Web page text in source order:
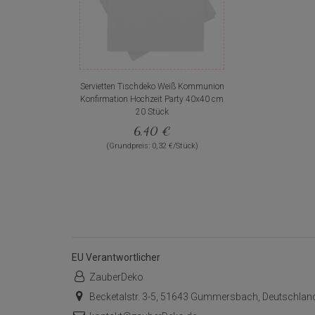
Servietten Tischdeko Weiß Kommunion
Konfirmation Hochzeit Party 40x40 cm
20 Stück
6,40 €
(Grundpreis: 0,32 €/Stück)
EU Verantwortlicher
ZauberDeko
Becketalstr. 3-5, 51643 Gummersbach,